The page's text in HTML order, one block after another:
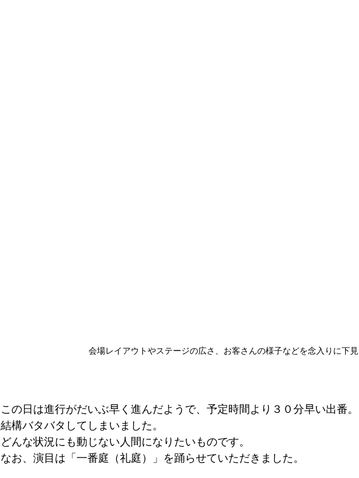
会場レイアウトやステージの広さ、お客さんの様子などを念入りに下見
この日は進行がだいぶ早く進んだようで、予定時間より３０分早い出番。
結構バタバタしてしまいました。
どんな状況にも動じない人間になりたいものです。
なお、演目は「一番庭（礼庭）」を踊らせていただきました。